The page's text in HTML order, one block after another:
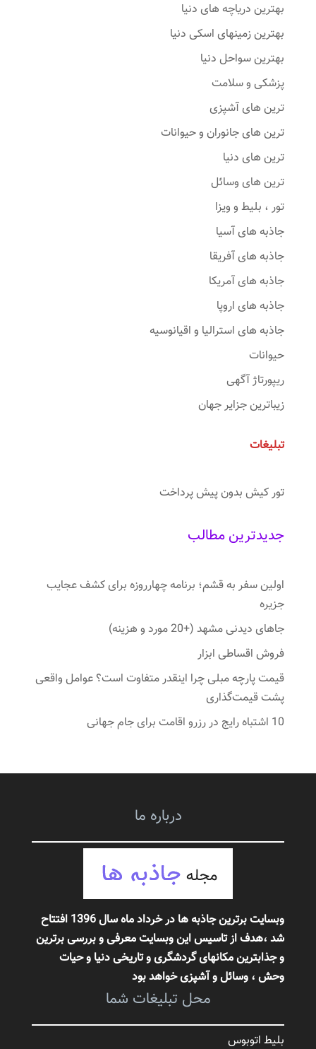
بهترین دریاچه های دنیا
بهترین زمینهای اسکی دنیا
بهترین سواحل دنیا
پزشکی و سلامت
ترین های آشپزی
ترین های جانوران و حیوانات
ترین های دنیا
ترین های وسائل
تور ، بلیط و ویزا
جاذبه های آسیا
جاذبه های آفریقا
جاذبه های آمریکا
جاذبه های اروپا
جاذبه های استرالیا و اقیانوسیه
حیوانات
ریپورتاژ آگهی
زیباترین جزایر جهان
تبلیغات
تور کیش بدون پیش پرداخت
جدیدترین مطالب
اولین سفر به قشم؛ برنامه چهارروزه برای کشف عجایب
جزیره
جاهای دیدنی مشهد (+20 مورد و هزینه)
فروش اقساطی ابزار
قیمت پارچه مبلی چرا اینقدر متفاوت است؟ عوامل واقعی
پشت قیمت‌گذاری
10 اشتباه رایج در رزرو اقامت برای جام جهانی
درباره ما
وبسایت برترین جاذبه ها در خرداد ماه سال 1396 افتتاح
شد ،هدف از تاسیس این وبسایت معرفی و بررسی برترین
و جذابترین مکانهای گردشگری و تاریخی دنیا و حیات
وحش ، وسائل و آشپزی خواهد بود
محل تبلیغات شما
بلیط اتوبوس